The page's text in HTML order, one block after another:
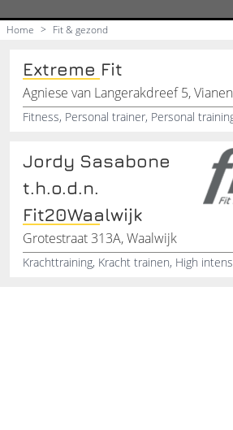
Home > Fit & gezond
Extreme Fit
Agniese van Langerakdreef 5, Vianen
Jordy Sasabone
t.h.o.d.n.
Fit20Waalwijk
Grotestraat 313A, Waalwijk